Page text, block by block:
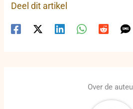
Deel dit artikel
Over de